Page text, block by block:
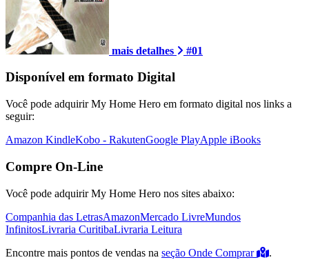
mais detalhes #01
Disponível em formato Digital
Você pode adquirir My Home Hero em formato digital nos links a
seguir:
Amazon KindleKobo - RakutenGoogle PlayApple iBooks
Compre On-Line
Você pode adquirir My Home Hero nos sites abaixo:
Companhia das LetrasAmazonMercado LivreMundos
InfinitosLivraria CuritibaLivraria Leitura
Encontre mais pontos de vendas na seção Onde Comprar .